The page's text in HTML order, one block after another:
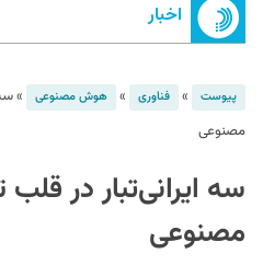
اخبار
پیوست » فناوری » هوش مصنوعی »
مصنوعی
سه ایرانی‌تبار در
مصنوعی